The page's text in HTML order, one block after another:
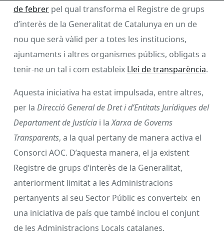
de febrer pel qual transforma el Registre de grups
d’interès de la Generalitat de Catalunya en un de
nou que serà vàlid per a totes les institucions,
ajuntaments i altres organismes públics, obligats a
tenir-ne un tal i com estableix Llei de transparència.
Aquesta iniciativa ha estat impulsada, entre altres,
per la Direcció General de Dret i d’Entitats Jurídiques del
Departament de Justícia i laXarxa de Governs
Transparents, a la qual pertany de manera activa el
Consorci AOC. D’aquesta manera, el ja existent
Registre de grups d’interès de la Generalitat,
anteriorment limitat a les Administracions
pertanyents al seu Sector Públic es converteix en
una iniciativa de país que també inclou el conjunt
de les Administracions Locals catalanes.